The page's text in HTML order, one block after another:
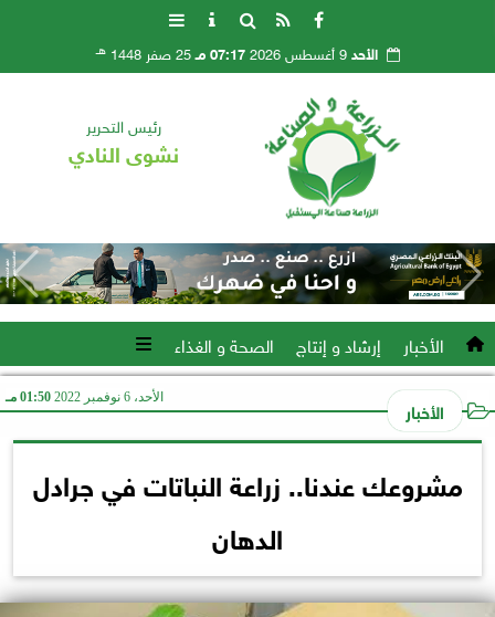
الأحد9 أغسطس 2026 07:17 مـ 25 صفر 1448 هـ
رئيس التحرير
نشوى النادي
الأخبار إرشاد و إنتاج الصحة و الغذاء
الأخبار الأحد، 6 نوفمبر 2022 01:50 مـ
مشروعك عندنا.. زراعة النباتات في جرادل
الدهان